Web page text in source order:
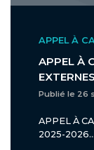
APPEL À
APPEL À
Publié le 26
APPEL À
2025-2026...